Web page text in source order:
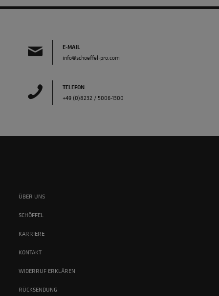
E-MAIL
info@schoeffel-pro.com
TELEFON
+49 (0)8232 / 5006-1300
ÜBER UNS
SCHÖFFEL
KARRIERE
KONTAKT
WIDERRUF ERKLÄREN
RÜCKSENDUNG